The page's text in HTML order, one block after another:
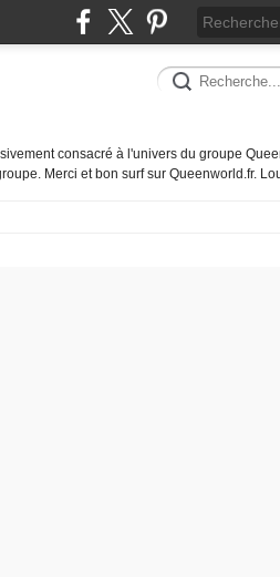
consacré à l'univers du groupe
Merci et bon surf sur Queenworld.fr.